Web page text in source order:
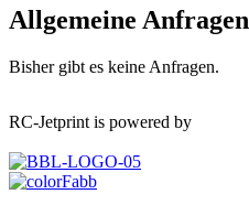
Allgemeine Anfragen
Bisher gibt es keine Anfragen.
RC-Jetprint is powered by